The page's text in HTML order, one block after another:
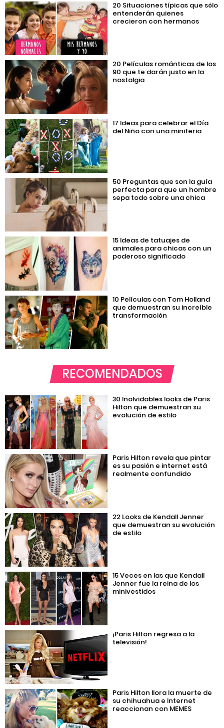
20 Situaciones típicas que sólo
entenderán quienes
crecieron con hermanos
20 Películas románticas de los
90 que te darán justo en la
nostalgia
17 Ideas para celebrar el Día
del Niño con una miniferia
50 Preguntas que son la guía
perfecta para que un hombre
sepa todo sobre una chica
15 Ideas de tatuajes de
animales para chicas con un
poderoso significado
10 Películas con Tom Holland
que demuestran su increíble
transformación
RECOMENDADOS
30 Inolvidables looks de Paris
Hilton que demuestran su
evolución de estilo
Paris Hilton revela que pintar
es su pasión e internet está
realmente confundido
22 Looks de Kendall Jenner
que demuestran su evolución
de estilo
15 Veces en las que Kendall
Jenner fue la reina de los
minivestidos
¡Paris Hilton regresa a la
televisión!
Paris Hilton llora la muerte de
su chihuahua e Internet
reaccionan con MEMES